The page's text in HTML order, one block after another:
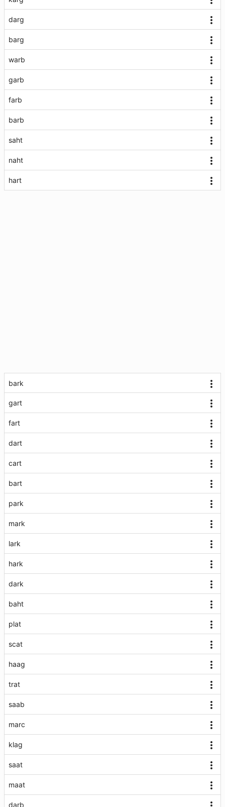
darg
barg
warb
garb
farb
barb
saht
naht
hart
bark
gart
fart
dart
cart
bart
park
mark
lark
hark
dark
baht
plat
scat
haag
trat
saab
marc
klag
saat
maat
darb